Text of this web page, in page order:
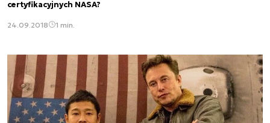
certyfikacyjnych NASA?
24.09.2018 1 min.